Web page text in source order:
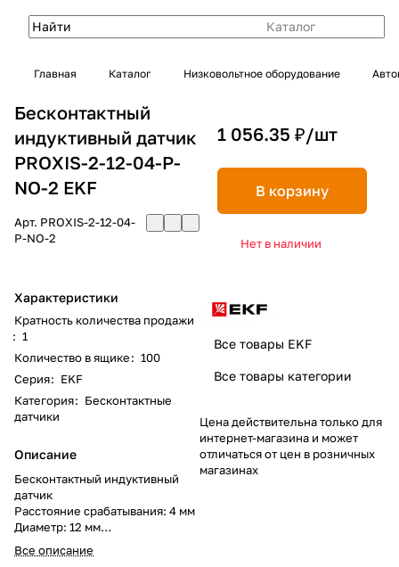
Каталог
Главная Каталог Низковольтное оборудование
Бесконтактный
индуктивный датчик
PROXIS-2-12-04-P-
NO-2 EKF
Арт. PROXIS-2-12-04-
P-NO-2
Характеристики
Кратность количества продажи
: 1
Количество в ящике: 100
Серия: EKF
Категория: Бесконтактные
датчики
Описание
Бесконтактный индуктивный
датчик
Расстояние срабатывания: 4 мм
Диаметр: 12 мм
Тип выхода: PNP
Нормально-открытый контакт
Все описание
1 056.35 ₽/шт
В корзину
Нет в наличии
Все товары EKF
Все товары категории
Цена действительна только для
интернет-магазина и может
отличаться от цен в розничных
магазинах